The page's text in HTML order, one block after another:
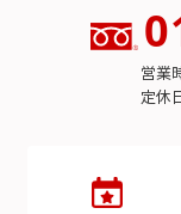
営業
定休